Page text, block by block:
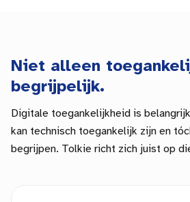
Niet alleen
begrijpelijk.
Digitale toegankelijkheid is
kan technisch toegankelijk zijn en
begrijpen. Tolkie richt zich juist op